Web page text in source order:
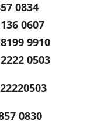
0834
0607
9910
0503
0830